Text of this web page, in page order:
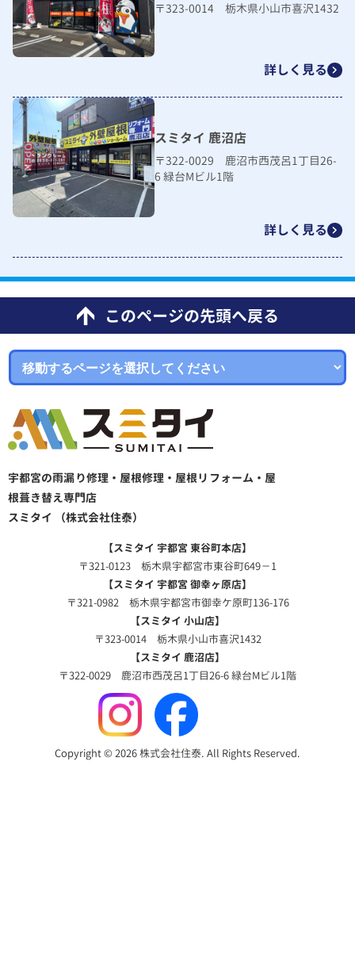
〒323-0014 栃木県小山市喜沢1432
詳しく見る
スミタイ 鹿沼店
〒322-0029 鹿沼市西茂呂1丁目26-
6 緑台Mビル1階
詳しく見る
このページの先頭へ戻る
宇都宮の雨漏り修理・屋根修理・屋根リフォーム・屋
根葺き替え専門店
スミタイ （株式会社住泰）
【スミタイ 宇都宮 東谷町本店】
〒321-0123 栃木県宇都宮市東谷町649－1
【スミタイ 宇都宮 御幸ヶ原店】
〒321-0982 栃木県宇都宮市御幸ケ原町136-176
【スミタイ 小山店】
〒323-0014 栃木県小山市喜沢1432
【スミタイ 鹿沼店】
〒322-0029 鹿沼市西茂呂1丁目26-6 緑台Mビル1階
Copyright © 2026 株式会社住泰. All Rights Reserved.